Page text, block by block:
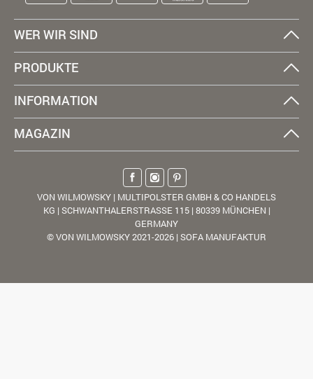
WER WIR SIND
PRODUKTE
INFORMATION
MAGAZIN
VON WILMOWSKY | MULTIPOLSTER GMBH & CO HANDELS
KG | SCHWANTHALERSTRASSE 115 | 80339 MÜNCHEN |
GERMANY
© VON WILMOWSKY 2021-2026 | SOFA MANUFAKTUR